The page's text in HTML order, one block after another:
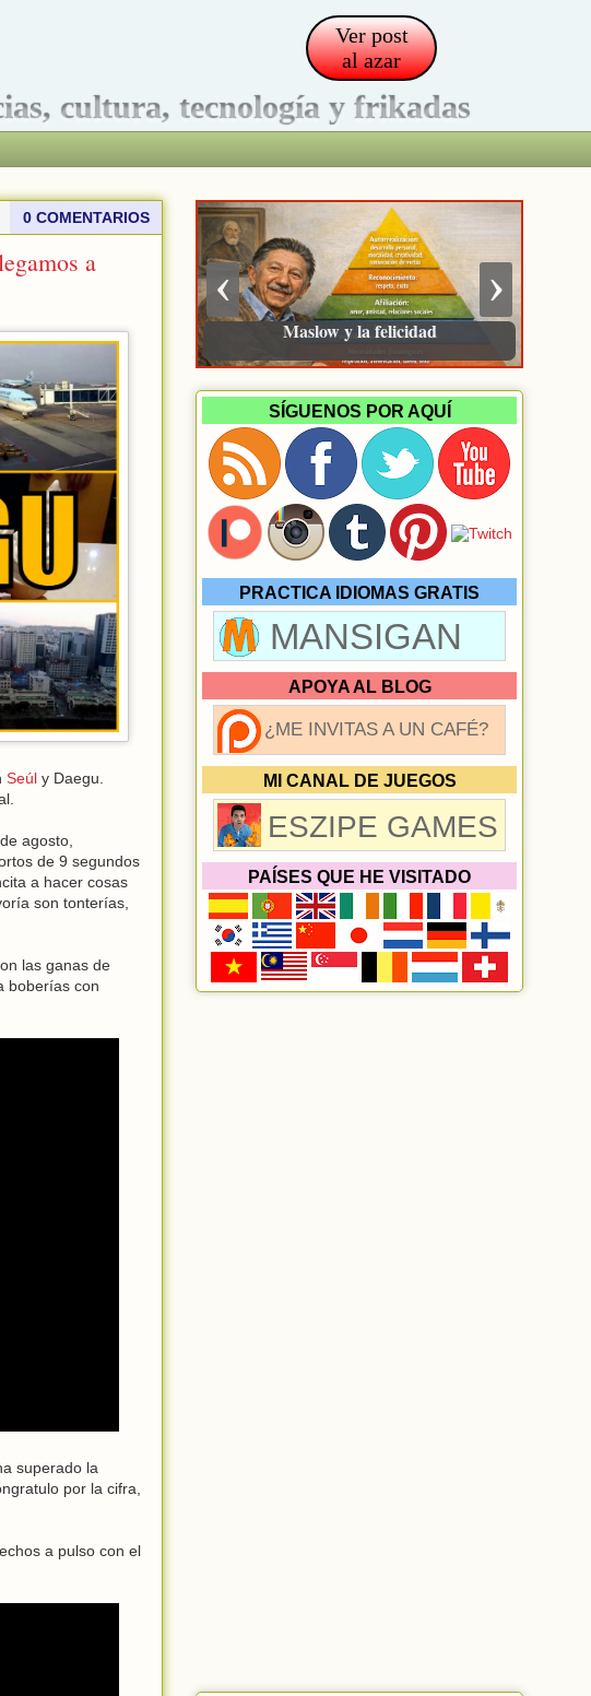
Ver post
al azar
cultura, tecnología y frikadas
0 COMENTARIOS
a
Seúl y Daegu.
agosto,
de 9 segundos
a hacer cosas
son tonterías,
las ganas de
boberías con
superado la
por la cifra,
a pulso con el
Maslow y la felicidad
›
‹
SÍGUENOS POR AQUÍ
PRACTICA IDIOMAS GRATIS
MANSIGAN
APOYA AL BLOG
¿ME INVITAS A UN CAFÉ?
MI CANAL DE JUEGOS
ESZIPE GAMES
PAÍSES QUE HE VISITADO